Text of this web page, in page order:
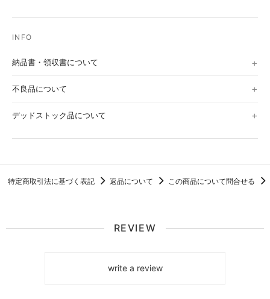
納品書・領収書について
不良品について
デッドストック品について
特定商取引法に基づく表記 返品について この商品について問合せる
REVIEW
write a review